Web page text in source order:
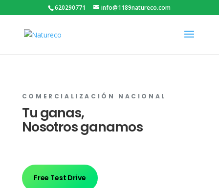
620290771 info@1189natureco.com
COMERCIALIZACIÓN NACIONAL
Tu ganas,
Nosotros ganamos
Free Test Drive